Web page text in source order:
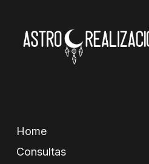
Home
Consultas